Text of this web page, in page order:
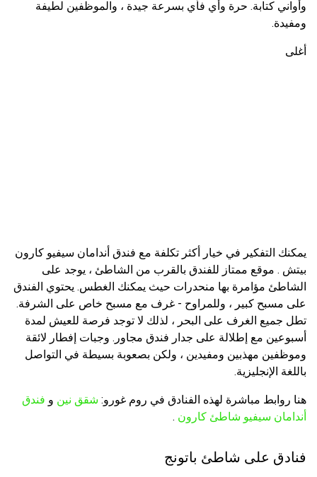
وأواني كتابة. حرة وأي فأي بسرعة جيدة ، والموظفين لطيفة
ومفيدة.
أغلى
يمكنك التفكير في خيار أكثر تكلفة مع فندق أندامان سيفيو كارون
بيتش . موقع ممتاز للفندق بالقرب من الشاطئ ، يوجد على
الشاطئ مؤامرة بها منحدرات حيث يمكنك الغطس. يحتوي الفندق
على مسبح كبير ، وللمراوح - غرف مع مسبح خاص على الشرفة.
تطل جميع الغرف على البحر ، لذلك لا توجد فرصة للعيش لمدة
أسبوعين مع إطلالة على جدار فندق مجاور. وجبات إفطار لائقة
وموظفين مهذبين ومفيدين ، ولكن بصعوبة بسيطة في التواصل
باللغة الإنجليزية.
هنا روابط مباشرة لهذه الفنادق في روم غورو: شقق نين و فندق
أندامان سيفيو شاطئ كارون .
فنادق على شاطئ باتونج